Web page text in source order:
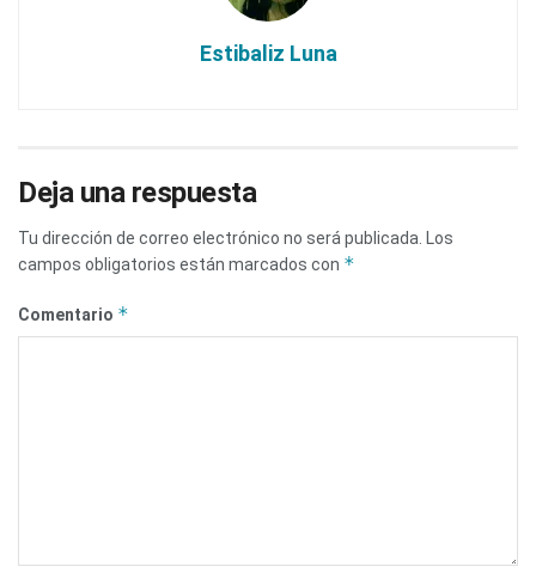
Estibaliz Luna
Deja una respuesta
Tu dirección de correo electrónico no será publicada. Los
campos obligatorios están marcados con *
Comentario *